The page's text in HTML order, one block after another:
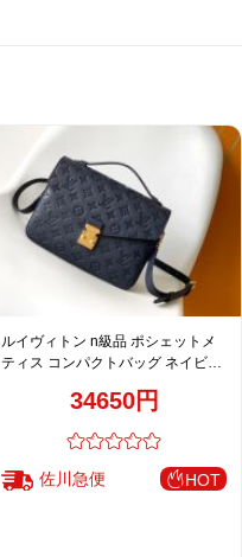
ルイヴィトン n級品 ポシェットメ
ティス コンパクトバッグ ネイビー
34650円
佐川急便 HOT